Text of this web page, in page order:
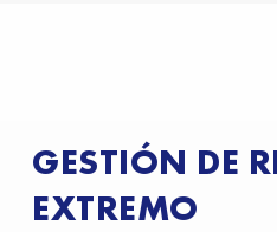
GESTIÓN DE
EXTREMO